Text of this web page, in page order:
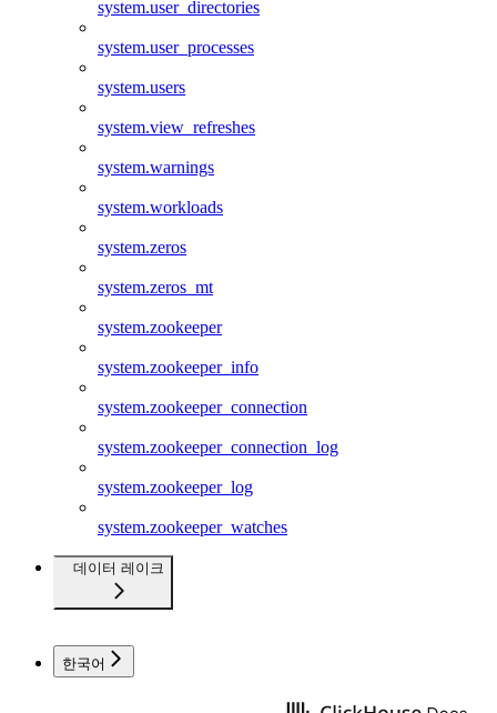
system.user_directories
system.user_processes
system.users
system.view_refreshes
system.warnings
system.workloads
system.zeros
system.zeros_mt
system.zookeeper
system.zookeeper_info
system.zookeeper_connection
system.zookeeper_connection_log
system.zookeeper_log
system.zookeeper_watches
데이터 레이크
한국어